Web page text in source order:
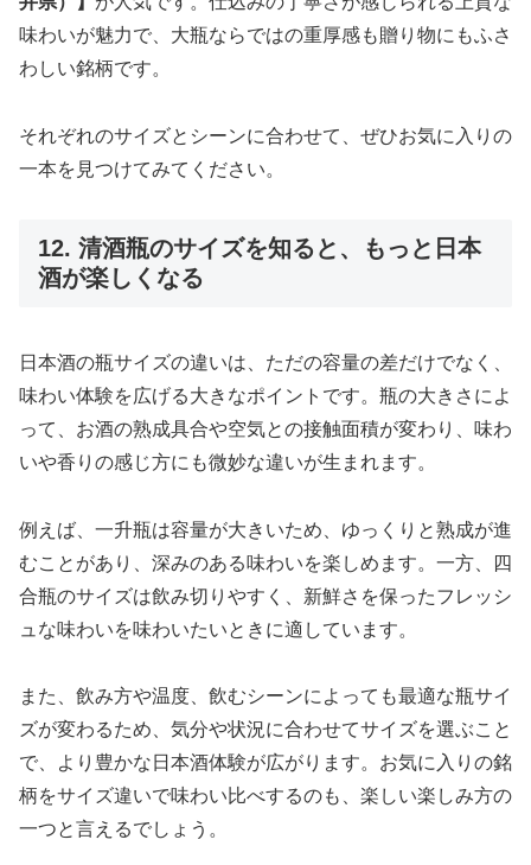
味わいが魅力で、大瓶ならではの重厚感も贈り物にもふさ
わしい銘柄です。
それぞれのサイズとシーンに合わせて、ぜひお気に入りの
一本を見つけてみてください。
12. 清酒瓶のサイズを知ると、もっと日本
酒が楽しくなる
日本酒の瓶サイズの違いは、ただの容量の差だけでなく、
味わい体験を広げる大きなポイントです。瓶の大きさによ
って、お酒の熟成具合や空気との接触面積が変わり、味わ
いや香りの感じ方にも微妙な違いが生まれます。
例えば、一升瓶は容量が大きいため、ゆっくりと熟成が進
むことがあり、深みのある味わいを楽しめます。一方、四
合瓶のサイズは飲み切りやすく、新鮮さを保ったフレッシ
ュな味わいを味わいたいときに適しています。
また、飲み方や温度、飲むシーンによっても最適な瓶サイ
ズが変わるため、気分や状況に合わせてサイズを選ぶこと
で、より豊かな日本酒体験が広がります。お気に入りの銘
柄をサイズ違いで味わい比べするのも、楽しい楽しみ方の
一つと言えるでしょう。